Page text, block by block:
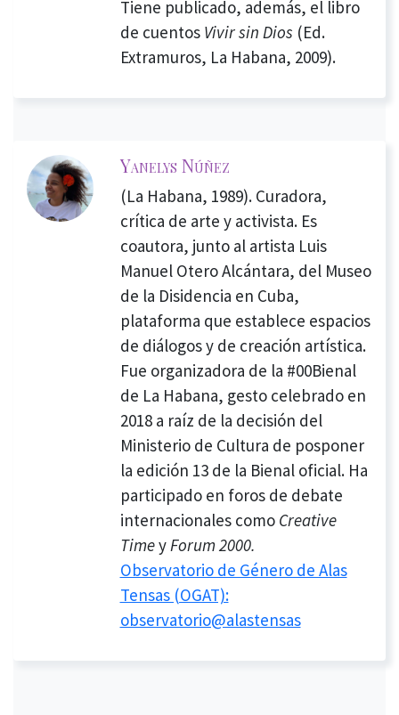
Tiene publicado, además, el libro
de cuentos Vivir sin Dios (Ed.
Extramuros, La Habana, 2009).
Yanelys Núñez
(La Habana, 1989). Curadora,
crítica de arte y activista. Es
coautora, junto al artista Luis
Manuel Otero Alcántara, del Museo
de la Disidencia en Cuba,
plataforma que establece espacios
de diálogos y de creación artística.
Fue organizadora de la #00Bienal
de La Habana, gesto celebrado en
2018 a raíz de la decisión del
Ministerio de Cultura de posponer
la edición 13 de la Bienal oficial. Ha
participado en foros de debate
internacionales como Creative
TimeyForum 2000.
Observatorio de Género de Alas
Tensas (OGAT):
observatorio@alastensas